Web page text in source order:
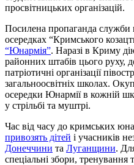
просвітницьких організацій.
Посилена пропаганда служби
осередках “Кримського
“Юнармія”. Наразі в Криму
районних штабів цього руху,
патріотичні організації
загальноосвітніх школах.
осередки Юнармії в кожній
у стрільбі та муштрі.
Час від часу до кримських
привозять дітей і учасників
Донеччини та Луганщини.
спеціальні збори, тренування